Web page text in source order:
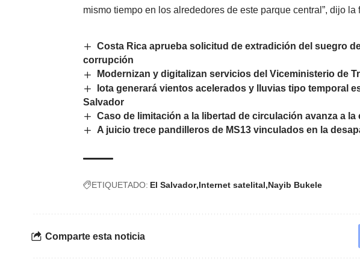
mismo tiempo en los alrededores de este parque central”, dijo la
Costa Rica aprueba solicitud de extradición del suegro
corrupción
Modernizan y digitalizan servicios del Viceministerio de
Iota generará vientos acelerados y lluvias tipo temporal
Salvador
Caso de limitación a la libertad de circulación avanza a
A juicio trece pandilleros de MS13 vinculados en la
ETIQUETADO: El Salvador Internet satelital Nayib Bukele
Comparte esta noticia